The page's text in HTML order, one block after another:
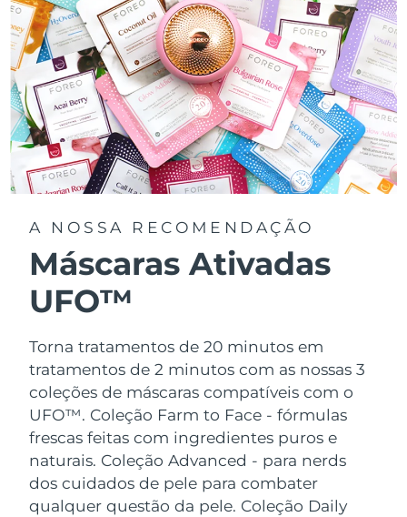
A NOSSA RECOMENDAÇÃO
Máscaras Ativadas
UFO™
Torna tratamentos de 20 minutos em
tratamentos de 2 minutos com as nossas 3
coleções de máscaras compatíveis com o
UFO™. Coleção Farm to Face - fórmulas
frescas feitas com ingredientes puros e
naturais. Coleção Advanced - para nerds
dos cuidados de pele para combater
qualquer questão da pele. Coleção Daily